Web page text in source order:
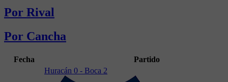
Por Rival
Por Cancha
Fecha Partido
Huracán 0 - Boca 2